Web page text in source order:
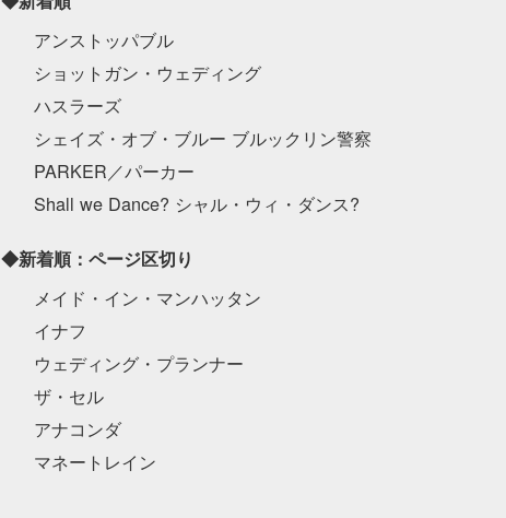
アンストッパブル
ショットガン・ウェディング
ハスラーズ
シェイズ・オブ・ブルー ブルックリン警察
PARKER／パーカー
Shall we Dance? シャル・ウィ・ダンス?
◆新着順：ページ区切り
メイド・イン・マンハッタン
イナフ
ウェディング・プランナー
ザ・セル
アナコンダ
マネートレイン